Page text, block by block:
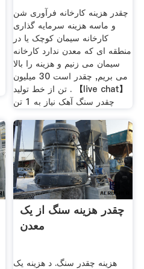
چقدر هزینه کارخانه فرآوری شن
و ماسه هزینه سرمایه گذاری
کارخانه سیمان کوچک یا در
منطقه ای که معدن ندارد کارخانه
سیمان می زنیم و هزینه را بالا
می بریم, چقدر است 30 میلیون
تن از خط تولید . 【live chat】
چقدر سنگ آهک نیاز به 1 تن
چقدر هزینه سنگ از یک
معدن
هزینه چقدر سنگ. د هزینه یک